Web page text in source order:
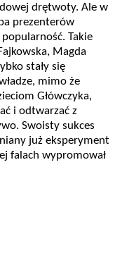
drętwoty. Ale w
prezenterów
popularność. Takie
Magda
stały się
mimo że
Główczyka,
i odtwarzać z
Swoisty sukces
już eksperyment
falach wypromował